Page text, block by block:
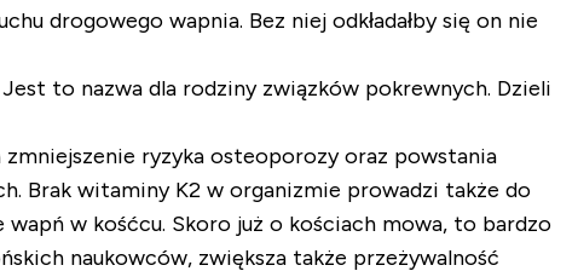
drogowego wapnia. Bez niej odkładałby się on nie
to nazwa dla rodziny związków pokrewnych. Dzieli
zmniejszenie ryzyka osteoporozy oraz powstania
Brak witaminy K2 w organizmie prowadzi także do
w kośćcu. Skoro już o kościach mowa, to bardzo
naukowców, zwiększa także przeżywalność